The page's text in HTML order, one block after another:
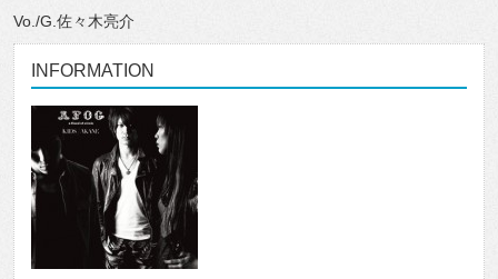
Vo./G.佐々木亮介
INFORMATION